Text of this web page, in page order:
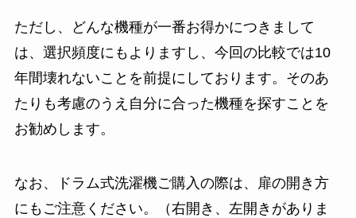
ただし、どんな機種が一番お得かにつきまして
は、選択頻度にもよりますし、今回の比較では10
年間壊れないことを前提にしております。そのあ
たりも考慮のうえ自分に合った機種を探すことを
お勧めします。
なお、ドラム式洗濯機ご購入の際は、扉の開き方
にもご注意ください。（右開き、左開きがありま